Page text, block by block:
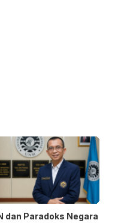
dan Paradoks Negara